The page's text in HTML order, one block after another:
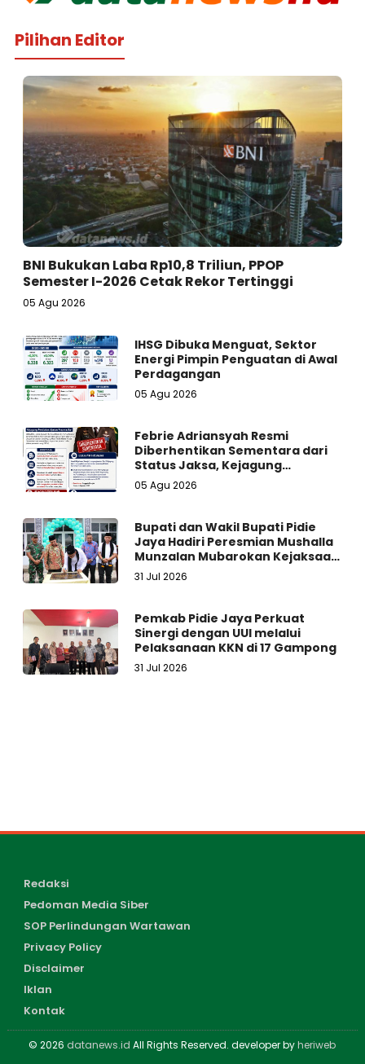
Pilihan Editor
BNI Bukukan Laba Rp10,8 Triliun, PPOP
Semester I-2026 Cetak Rekor Tertinggi
05 Agu 2026
IHSG Dibuka Menguat, Sektor
Energi Pimpin Penguatan di Awal
Perdagangan
05 Agu 2026
Febrie Adriansyah Resmi
Diberhentikan Sementara dari
Status Jaksa, Kejagung
Persilakan Ajukan Praperadilan
05 Agu 2026
Bupati dan Wakil Bupati Pidie
Jaya Hadiri Peresmian Mushalla
Munzalan Mubarokan Kejaksaan
Negeri Pidie Jaya
31 Jul 2026
Pemkab Pidie Jaya Perkuat
Sinergi dengan UUI melalui
Pelaksanaan KKN di 17 Gampong
31 Jul 2026
Redaksi
Pedoman Media Siber
SOP Perlindungan Wartawan
Privacy Policy
Disclaimer
Iklan
Kontak
© 2026 datanews.id All Rights Reserved. developer byheriweb